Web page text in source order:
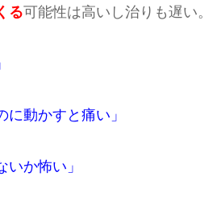
る可能性は高いし治りも遅い。
に動かすと痛い」
いか怖い」